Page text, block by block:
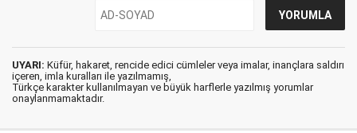
UYARI: Küfür, hakaret, rencide edici cümleler veya imalar, inançlara saldırı
içeren, imla kuralları ile yazılmamış,
Türkçe karakter kullanılmayan ve büyük harflerle yazılmış yorumlar
onaylanmamaktadır.